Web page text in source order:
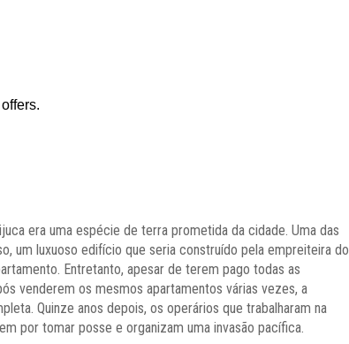
era uma espécie de terra prometida da cidade. Uma das
um luxuoso edifício que seria construído pela empreiteira do
Entretanto, apesar de terem pago todas as
venderem os mesmos apartamentos várias vezes, a
Quinze anos depois, os operários que trabalharam na
por tomar posse e organizam uma invasão pacífica.